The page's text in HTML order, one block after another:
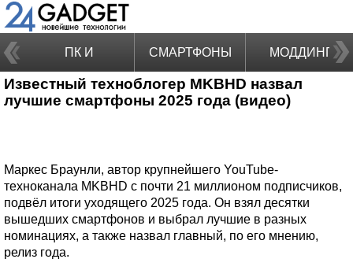
ПК И
НОУТБУКИ
СМАРТФОНЫ МОДДИНГ
Известный техноблогер MKBHD назвал
лучшие смартфоны 2025 года (видео)
Маркес Браунли, автор крупнейшего YouTube-
техноканала MKBHD с почти 21 миллионом подписчиков,
подвёл итоги уходящего 2025 года. Он взял десятки
вышедших смартфонов и выбрал лучшие в разных
номинациях, а также назвал главный, по его мнению,
релиз года.